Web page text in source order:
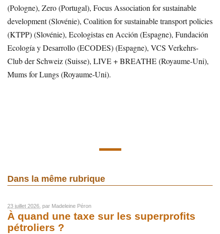
(Pologne), Zero (Portugal), Focus Association for sustainable
development (Slovénie), Coalition for sustainable transport policies
(KTPP) (Slovénie), Ecologistas en Acción (Espagne), Fundación
Ecología y Desarrollo (ECODES) (Espagne), VCS Verkehrs-
Club der Schweiz (Suisse), LIVE + BREATHE (Royaume-Uni),
Mums for Lungs (Royaume-Uni).
Dans la même rubrique
23 juillet 2026 , par Madeleine Péron
À quand une taxe sur les superprofits
pétroliers ?